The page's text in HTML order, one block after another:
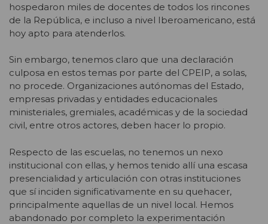
hospedaron miles de docentes de todos los rincones
de la República, e incluso a nivel Iberoamericano, está
hoy apto para atenderlos.
Sin embargo, tenemos claro que una declaración
culposa en estos temas por parte del CPEIP, a solas,
no procede. Organizaciones autónomas del Estado,
empresas privadas y entidades educacionales
ministeriales, gremiales, académicas y de la sociedad
civil, entre otros actores, deben hacer lo propio.
Respecto de las escuelas, no tenemos un nexo
institucional con ellas, y hemos tenido allí una escasa
presencialidad y articulación con otras instituciones
que sí inciden significativamente en su quehacer,
principalmente aquellas de un nivel local. Hemos
abandonado por completo la experimentación